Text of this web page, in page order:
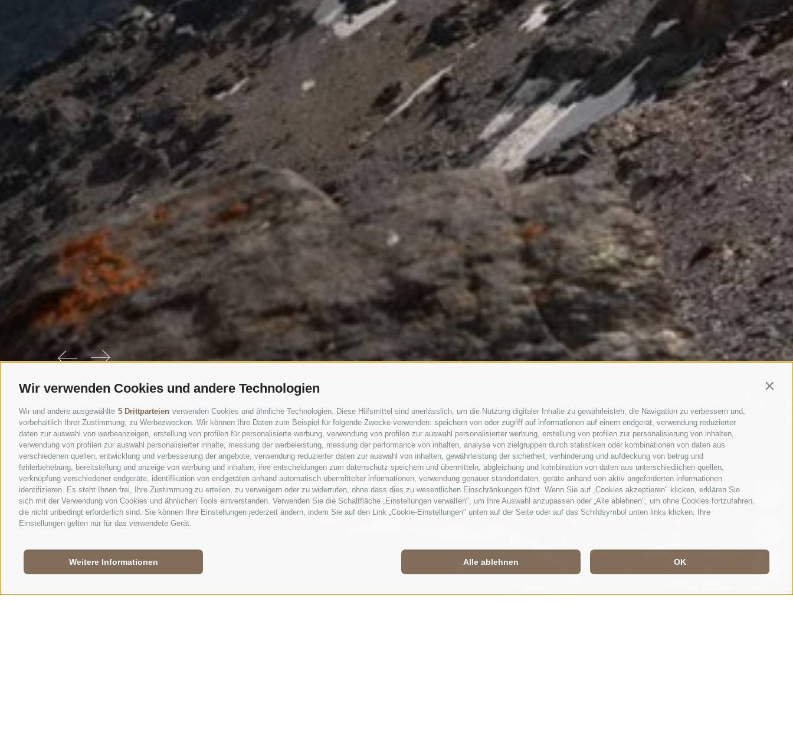
Wir verwenden Cookies und andere Technologien
Wir und andere ausgewählte 5 Drittparteien verwenden Cookies und ähnliche Technologien. Diese Hilfsmittel sind unerlässlich, um die Nutzung digitaler Inhalte zu gewährleisten, die Navigation zu verbessern und,
vorbehaltlich Ihrer Zustimmung, zu Werbezwecken. Wir können Ihre Daten zum Beispiel für folgende Zwecke verwenden: speichern von oder zugriff auf informationen auf einem endgerät, verwendung reduzierter
daten zur auswahl von werbeanzeigen, erstellung von profilen für personalisierte werbung, verwendung von profilen zur auswahl personalisierter werbung, erstellung von profilen zur personalisierung von inhalten,
verwendung von profilen zur auswahl personalisierter inhalte, messung der werbeleistung, messung der performance von inhalten, analyse von zielgruppen durch statistiken oder kombinationen von daten aus
verschiedenen quellen, entwicklung und verbesserung der angebote, verwendung reduzierter daten zur auswahl von inhalten, gewährleistung der sicherheit, verhinderung und aufdeckung von betrug und
fehlerbehebung, bereitstellung und anzeige von werbung und inhalten, ihre entscheidungen zum datenschutz speichern und übermitteln, abgleichung und kombination von daten aus unterschiedlichen quellen,
verknüpfung verschiedener endgeräte, identifikation von endgeräten anhand automatisch übermittelter informationen, verwendung genauer standortdaten, geräte anhand von aktiv angeforderten informationen
identifizieren. Es steht Ihnen frei, Ihre Zustimmung zu erteilen, zu verweigern oder zu widerrufen, ohne dass dies zu wesentlichen Einschränkungen führt. Wenn Sie auf „Cookies akzeptieren" klicken, erklären Sie
sich mit der Verwendung von Cookies und ähnlichen Tools einverstanden. Verwenden Sie die Schaltfläche „Einstellungen verwalten", um Ihre Auswahl anzupassen oder „Alle ablehnen", um ohne Cookies fortzufahren,
die nicht unbedingt erforderlich sind. Sie können Ihre Einstellungen jederzeit ändern, indem Sie auf den Link „Cookie-Einstellungen" unten auf der Seite oder auf das Schildsymbol unten links klicken. Ihre
Einstellungen gelten nur für das verwendete Gerät.
OK
Alle ablehnen
Weitere Informationen